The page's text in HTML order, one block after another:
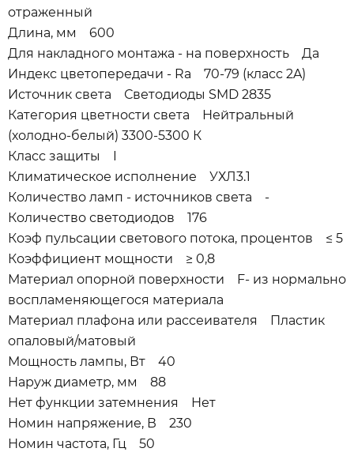
отраженный
Длина, мм 600
Для накладного монтажа - на поверхность Да
Индекс цветопередачи - Ra 70-79 (класс 2A)
Источник света Светодиоды SMD 2835
Категория цветности света Нейтральный
(холодно-белый) 3300-5300 К
Класс защиты I
Климатическое исполнение УХЛ3.1
Количество ламп - источников света -
Количество светодиодов 176
Коэф пульсации светового потока, процентов ≤ 5
Коэффициент мощности ≥ 0,8
Материал опорной поверхности F- из нормально
воспламеняющегося материала
Материал плафона или рассеивателя Пластик
опаловый/матовый
Мощность лампы, Вт 40
Наруж диаметр, мм 88
Нет функции затемнения Нет
Номин напряжение, В 230
Номин частота, Гц 50